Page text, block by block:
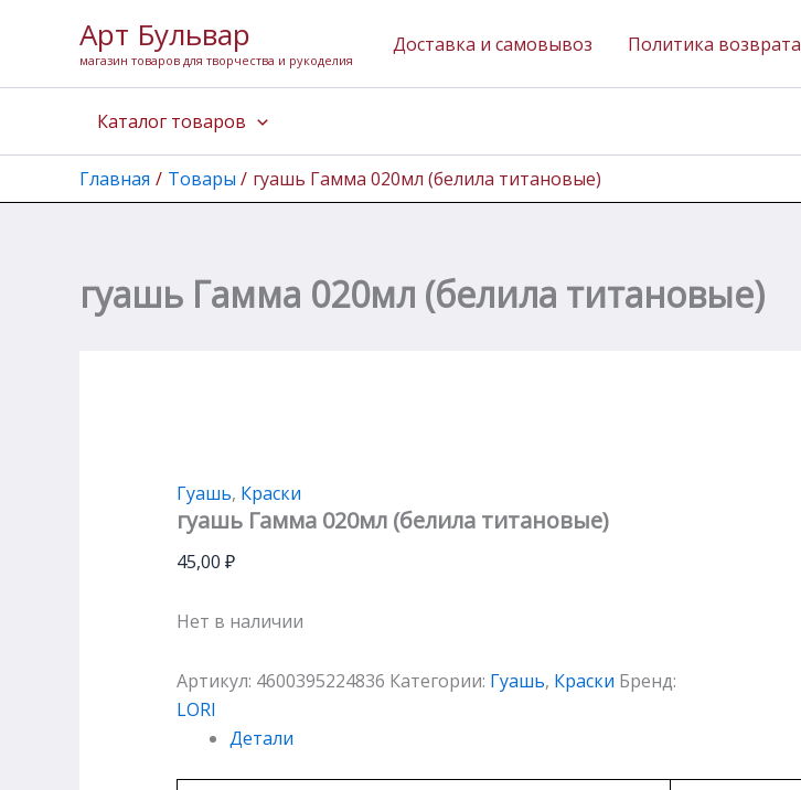
содержимому
Арт Бульвар
магазин товаров для творчества и рукоделия
Доставка и самовывоз Политика возврата
Каталог товаров
Главная Товары гуашь Гамма 020мл (белила титановые)
гуашь Гамма 020мл (белила титановые)
Гуашь, Краски
гуашь Гамма 020мл (белила титановые)
45,00 ₽
Нет в наличии
Артикул: 4600395224836 Категории: Гуашь, Краски Бренд:
LORI
Детали